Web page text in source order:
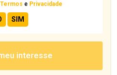
Termos e Privacidade
interesse